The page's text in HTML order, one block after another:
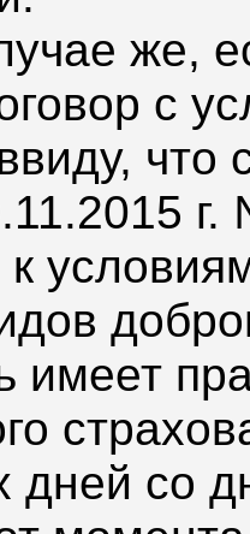
же,
с
что
имеет
дней со